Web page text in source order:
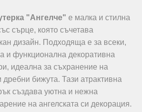
"Ангелче" е малка и стилна
сърце, която съчетава
дизайн. Подходяща е за всеки,
и функционална декоративна
идеална за съхранение на
бижута. Тази атрактивна
създава уютна и нежна
на ангелската си декорация.